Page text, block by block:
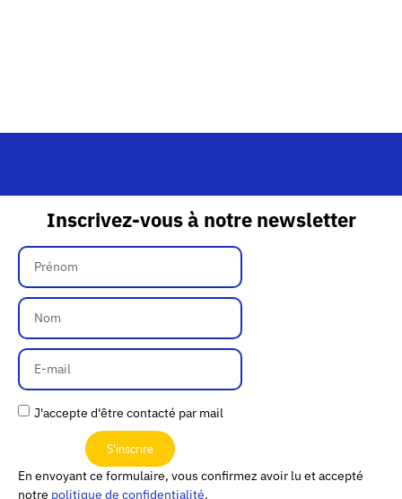
Inscrivez-vous à notre newsletter
J'accepte d'être contacté par mail
S'inscrire
En envoyant ce formulaire, vous confirmez avoir lu et accepté
notre politique de confidentialité.